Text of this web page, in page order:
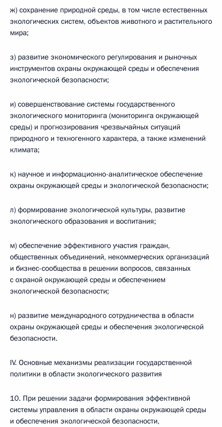
ж) сохранение природной среды, в том числе естественных
экологических систем, объектов животного и растительного
мира;
з) развитие экономического регулирования и рыночных
инструментов охраны окружающей среды и обеспечения
экологической безопасности;
и) совершенствование системы государственного
экологического мониторинга (мониторинга окружающей
среды) и прогнозирования чрезвычайных ситуаций
природного и техногенного характера, а также изменений
климата;
к) научное и информационно-аналитическое обеспечение
охраны окружающей среды и экологической безопасности;
л) формирование экологической культуры, развитие
экологического образования и воспитания;
м) обеспечение эффективного участия граждан,
общественных объединений, некоммерческих организаций
и бизнес-сообщества в решении вопросов, связанных
с охраной окружающей среды и обеспечением
экологической безопасности;
н) развитие международного сотрудничества в области
охраны окружающей среды и обеспечения экологической
безопасности.
IV. Основные механизмы реализации государственной
политики в области экологического развития
10. При решении задачи формирования эффективной
системы управления в области охраны окружающей среды
и обеспечения экологической безопасности,